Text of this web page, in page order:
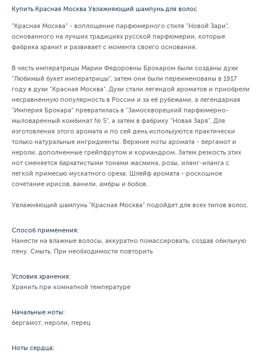
Купить Красная Москва Увлажняющий шампунь для волос
"Красная Москва" - воплощение парфюмерного стиля "Новой Зари",
основанного на лучших традициях русской парфюмерии, которые
фабрика хранит и развивает с момента своего основания.
В честь императрицы Марии Федоровны Брокаром были созданы духи
"Любимый букет императрицы", затем они были переименованы в 1917
году в духи "Красная Москва". Духи стали легендой ароматов и приобрели
несравненную популярность в России и за её рубежами, а легендарная
"Империя Брокара" превратилась в "Замоскворецкий парфюмерно-
мыловаренный комбинат № 5", а затем в фабрику "Новая Заря". Для
изготовления этого аромата и по сей день используются практически
только натуральные ингридиенты. Верхние ноты аромата - бергамот и
нероли, дополненные грейпфрутом и кориандром. Затем резкость этих
нот сменяется бархатистыми тонами жасмина, розы, иланг-иланга с
легкой примесью мускатного ореха. Шлейф аромата - роскошное
сочетание ирисов, ванили, амбры и бобов.
Увлажняющий шампунь "Красная Москва" подойдет для всех типов волос.
Способ применения:
Нанести на влажные волосы, аккуратно помассировать, создав обильную
пену. Смыть. При необходимости повторить
Условия хранения:
Хранить при комнатной температуре
Начальные ноты:
бергамот, нероли, перец
Ноты сердца: